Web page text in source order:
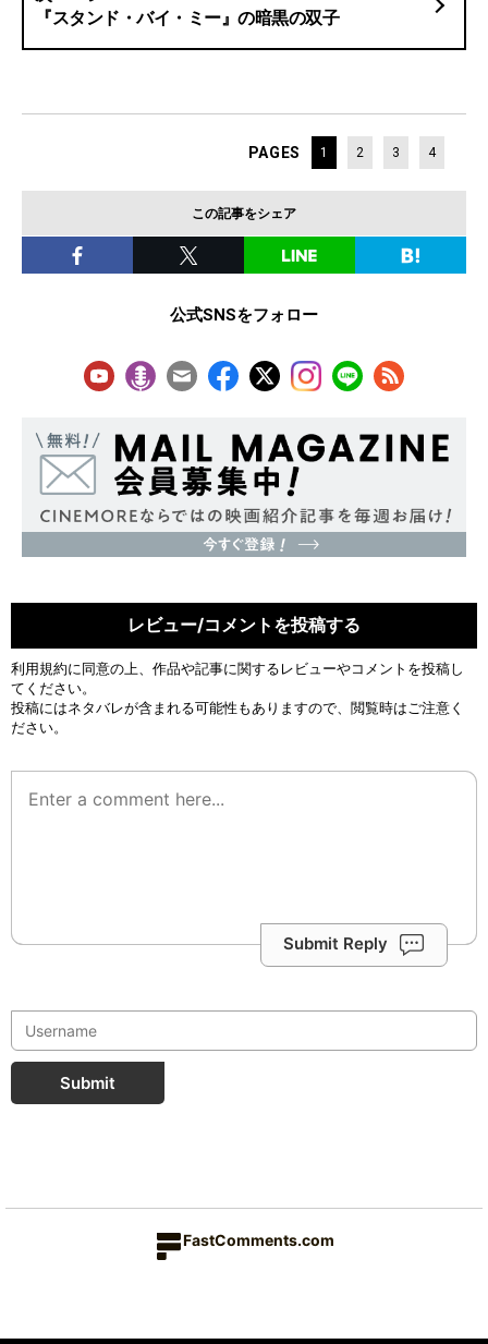
『スタンド・バイ・ミー』の暗黒の双子
PAGES 1 2 3 4
この記事をシェア
公式SNSをフォロー
レビュー/コメントを投稿する
利用規約に同意の上、作品や記事に関するレビューやコメントを投稿し
てください。
投稿にはネタバレが含まれる可能性もありますので、閲覧時はご注意く
ださい。
Submit Reply
Submit
FastComments.com